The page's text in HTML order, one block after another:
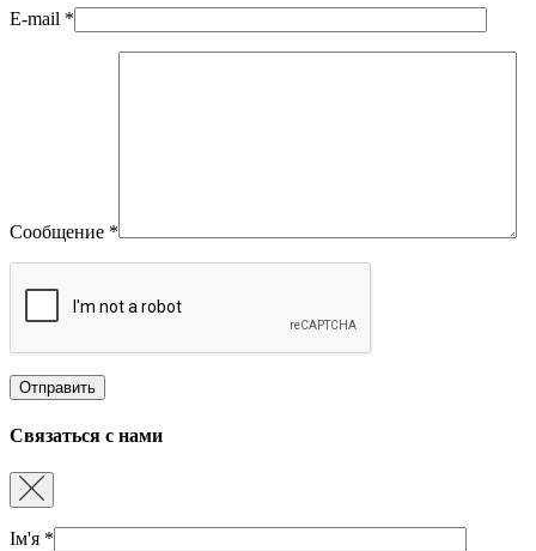
E-mail *
Сообщение *
Связаться с нами
Ім'я *